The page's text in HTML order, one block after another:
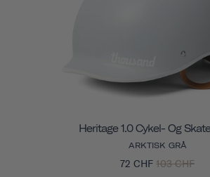
Heritage 1.0 Cykel- Og
ARKTISK GRÅ
72 CHF 103 CHF